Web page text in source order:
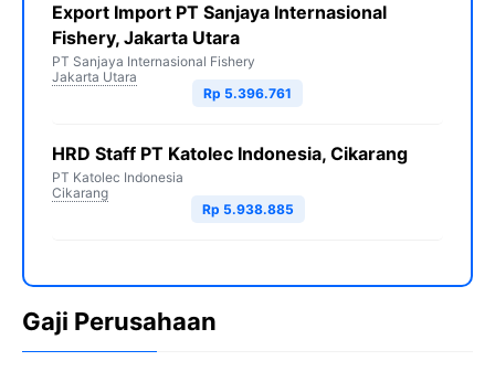
Export Import PT Sanjaya Internasional
Fishery, Jakarta Utara
PT Sanjaya Internasional Fishery
Jakarta Utara
Rp 5.396.761
HRD Staff PT Katolec Indonesia, Cikarang
PT Katolec Indonesia
Cikarang
Rp 5.938.885
Gaji Perusahaan